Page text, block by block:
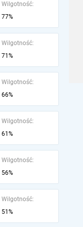
Wilgotność:
77%
Wilgotność:
71%
Wilgotność:
66%
Wilgotność:
61%
Wilgotność:
56%
Wilgotność:
51%